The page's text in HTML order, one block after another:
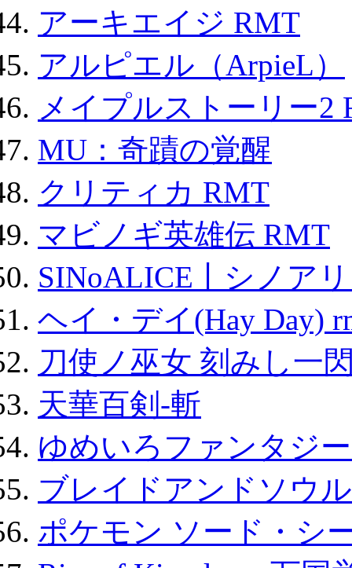
アーキエイジ RMT
アルピエル（ArpieL）
メイプルストーリー2
MU：奇蹟の覚醒
クリティカ RMT
マビノギ英雄伝 RMT
SINoALICE丨シノア
ヘイ・デイ(Hay Day)
刀使ノ巫女 刻みし一
天華百剣-斬
ゆめいろファンタジ
ブレイドアンドソウ
ポケモン ソード・シ